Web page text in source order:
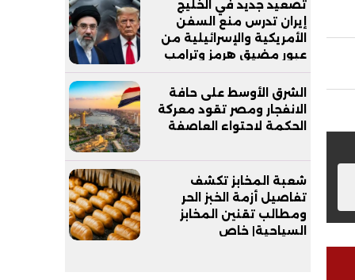
تصعيد جديد في الخليج
إيران تدرس منع السفن
الأمريكية والإسرائيلية من
عبور مضيق هرمز وترامب
يدعم وزير دفاعه
الشرق الأوسط على حافة
الانفجار ومصر تقود معركة
الحكمة لاحتواء العاصفة
شعبة المخابز تكشف
تفاصيل أزمة الخبز الحر
ومطالب تقنين المخابز
السياحية| خاص